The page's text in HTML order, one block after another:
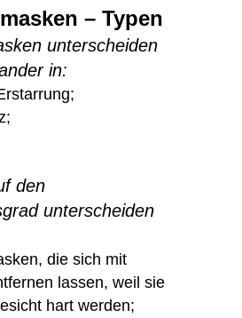
– Typen
unterscheiden
in:
den
unterscheiden
die sich mit
lassen, weil sie
hart werden;